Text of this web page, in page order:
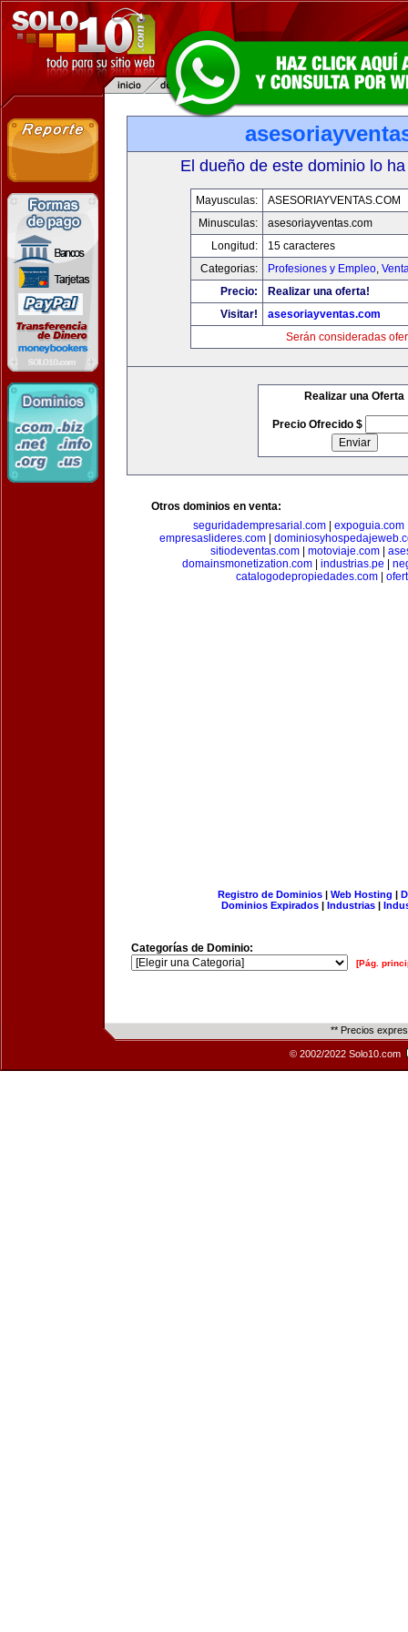
El dueño de este dominio lo
Mayusculas:
ASESORIAYVENTAS.COM
Minusculas:
asesoriayventas.com
Longitud:
15 caracteres
Categorias:
Profesiones y Empleo,
Precio:
Realizar una oferta!
Visitar!
asesoriayventas.com
Serán consideradas
Realizar una Oferta
Precio Ofrecido $
Otros dominios en venta:
seguridadempresarial.com
expoguia.com
empresaslideres.com|
sitiodeventas.com
motoviaje.com
domainsmonetization.com| industrias.pe
catalogodepropiedades.com
Registro de Dominios| Web Hosting |
Dominios Expirados | Industrias |
Categorías de Dominio:
[Pág.
** Precios
© 2002/2022 Solo10.com